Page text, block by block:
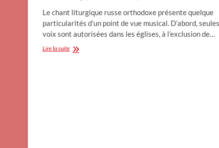
Le chant liturgique russe orthodoxe présente quelque
particularités d’un point de vue musical. D’abord,
voix sont autorisées dans les églises, à l’exclusion de…
Lire la suite« Notre